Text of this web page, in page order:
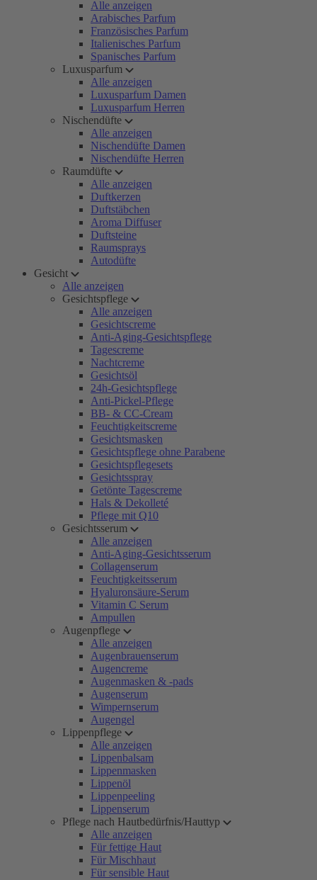
Alle anzeigen
Arabisches Parfum
Französisches Parfum
Italienisches Parfum
Spanisches Parfum
Luxusparfum
Alle anzeigen
Luxusparfum Damen
Luxusparfum Herren
Nischendüfte
Alle anzeigen
Nischendüfte Damen
Nischendüfte Herren
Raumdüfte
Alle anzeigen
Duftkerzen
Duftstäbchen
Aroma Diffuser
Duftsteine
Raumsprays
Autodüfte
Gesicht
Alle anzeigen
Gesichtspflege
Alle anzeigen
Gesichtscreme
Anti-Aging-Gesichtspflege
Tagescreme
Nachtcreme
Gesichtsöl
24h-Gesichtspflege
Anti-Pickel-Pflege
BB- & CC-Cream
Feuchtigkeitscreme
Gesichtsmasken
Gesichtspflege ohne Parabene
Gesichtspflegesets
Gesichtsspray
Getönte Tagescreme
Hals & Dekolleté
Pflege mit Q10
Gesichtsserum
Alle anzeigen
Anti-Aging-Gesichtsserum
Collagenserum
Feuchtigkeitsserum
Hyaluronsäure-Serum
Vitamin C Serum
Ampullen
Augenpflege
Alle anzeigen
Augenbrauenserum
Augencreme
Augenmasken & -pads
Augenserum
Wimpernserum
Augengel
Lippenpflege
Alle anzeigen
Lippenbalsam
Lippenmasken
Lippenöl
Lippenpeeling
Lippenserum
Pflege nach Hautbedürfnis/Hauttyp
Alle anzeigen
Für fettige Haut
Für Mischhaut
Für sensible Haut